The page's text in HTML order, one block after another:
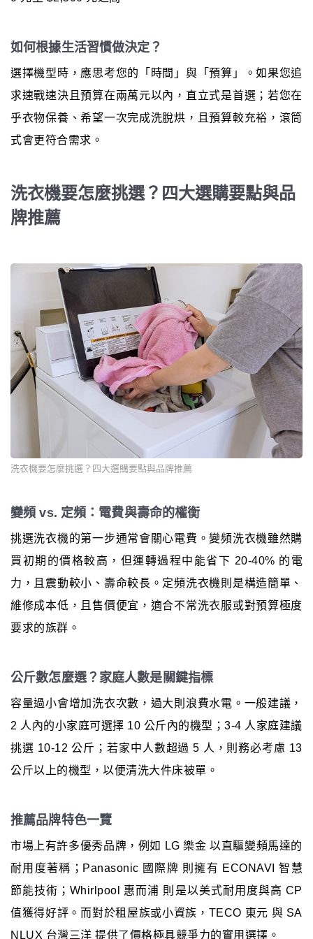
如何根據生活習慣做決定？
選擇機型時，應思考您的「時間」與「預算」。如果您追
求速戰速決且預算在兩萬元以內，直立式是首選；若您在
乎衣物保養、希望一次完成洗脫烘，且預算較充裕，滾筒
式會更符合需求。
洗衣機要怎麼挑選？四大選購要點與品
牌推薦
洗衣機要怎麼挑選？四大選購要點與品牌推薦
變頻 vs. 定頻：電費與壽命的權衡
挑選洗衣機的第一步通常會關心電費。變頻洗衣機雖然購
買初期的價格較高，但運轉過程中能省下 20-40% 的電
力，且震動較小、壽命較長。定頻洗衣機則是構造簡單、
維修成本低，且售價便宜，適合不常洗衣服或對預算極度
要求的族群。
公斤數怎麼選？家庭人數是關鍵指標
容量過小會增加洗衣次數，過大則浪費水電。一般建議，
2 人內的小家庭可選擇 10 公斤內的機型；3-4 人家庭建議
挑選 10-12 公斤；若家中人數超過 5 人，則務必考慮 13
公斤以上的機型，以便清洗大件床被單。
推薦品牌特色一覽
市場上有許多優秀品牌，例如 LG 樂金 以直驅變頻馬達的
耐用度著稱；Panasonic 國際牌 則擁有 ECONAVI 智慧
節能技術；Whirlpool 惠而浦 則是以美式耐用度與高 CP
值獲得好評。而對於租屋族或小資族，TECO 東元 與 SA
NLUX 台灣三洋 提供了價格極具競爭力的實用選擇。